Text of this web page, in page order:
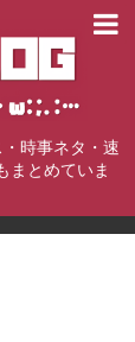
時事ネタ・速
まとめていま